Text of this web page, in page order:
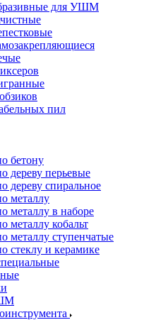
для УШМ
пил
бетону
дереву перьевые
дереву спиральное
металлу
металлу в наборе
металлу кобальт
металлу ступенчатые
стеклу и керамике